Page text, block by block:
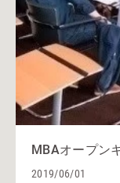
MBAオープン
2019/06/01